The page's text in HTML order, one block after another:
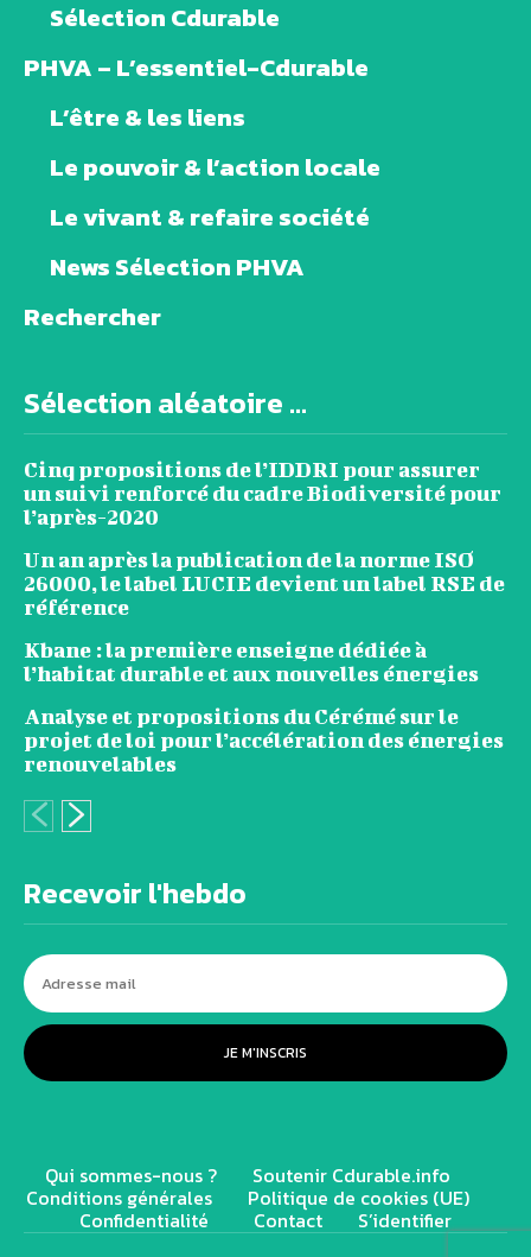
Sélection Cdurable
PHVA – L’essentiel-Cdurable
L’être & les liens
Le pouvoir & l’action locale
Le vivant & refaire société
News Sélection PHVA
Rechercher
Sélection aléatoire ...
Cinq propositions de l’IDDRI pour assurer
un suivi renforcé du cadre Biodiversité pour
l’après-2020
Un an après la publication de la norme ISO
26000, le label LUCIE devient un label RSE de
référence
Kbane : la première enseigne dédiée à
l’habitat durable et aux nouvelles énergies
Analyse et propositions du Cérémé sur le
projet de loi pour l’accélération des énergies
renouvelables
Recevoir l'hebdo
JE M'INSCRIS
Qui sommes-nous ? Soutenir Cdurable.info
Conditions générales Politique de cookies (UE)
Confidentialité Contact S’identifier